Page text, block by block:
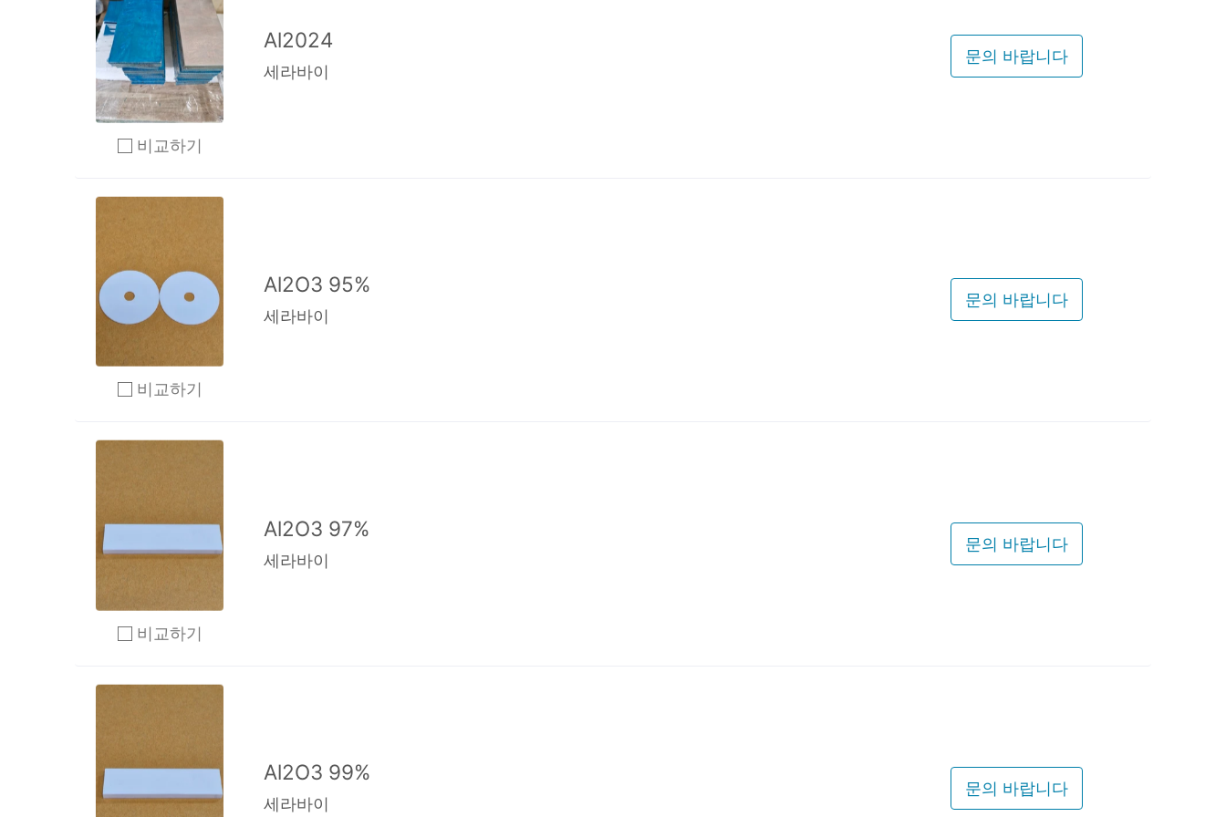
2개 이상 체크 후 비교하기 클릭
비교하기
Al2024
세라바이
문의 바랍니다
2개 이상 체크 후 비교하기 클릭
비교하기
Al2O3 95%
세라바이
문의 바랍니다
2개 이상 체크 후 비교하기 클릭
비교하기
Al2O3 97%
세라바이
문의 바랍니다
Al2O3 99%
세라바이
문의 바랍니다